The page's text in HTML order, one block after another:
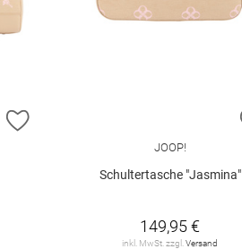
ZUR WUNSCHLISTE HINZUFÜGEN
JOOP!
Schultertasche "Jasmina"
149,95 €
inkl. MwSt. zzgl.Versand